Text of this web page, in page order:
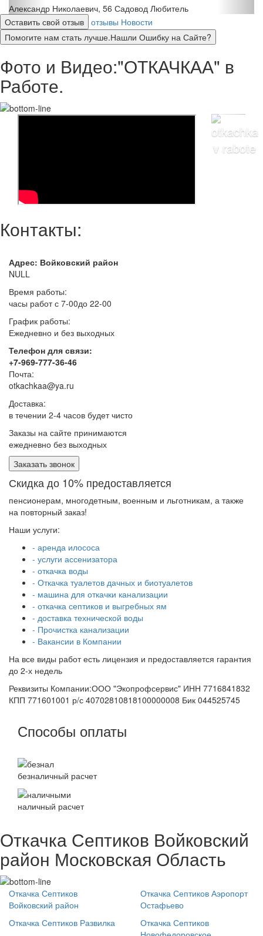
Александр Николаевич, 56 Садовод Любитель
Оставить свой отзыв отзывы Новости
Помогите нам стать лучше.Нашли Ошибку на Сайте?
Фото и Видео:"ОТКАЧКАА" в
Работе.
Контакты:
Адрес: Войковский район
NULL
Время работы:
часы работ с 7-00до 22-00
График работы:
Ежедневно и без выходных
Телефон для связи:
+7-969-777-36-46
Почта:
otkachkaa@ya.ru
Доставка:
в течении 2-4 часов будет чисто
Заказы на сайте принимаются
ежедневно без выходных
Заказать звонок
Скидка до 10% предоставляется
пенсионерам, многодетным, военным и льготникам, а также
на повторный заказ!
Наши услуги:
- аренда илососа
- услуги ассенизатора
- откачка воды
- Откачка туалетов дачных и биотуалетов
- машина для откачки канализации
- откачка септиков и выгребных ям
- доставка технической воды
- Прочистка канализации
- Вакансии в Компании
На все виды работ есть лицензия и предоставляется гарантия
до 2-х недель
Реквизиты Компании:ООО "Экопрофсервис" ИНН 7716841832
КПП 771601001 р/с 40702810818100000008 Бик 044525745
Способы оплаты
безналичный расчет
наличный расчет
Откачка Септиков Войковский
район Московская Область
Откачка Септиков
Войковский район
Откачка Септиков Аэропорт
Остафьево
Откачка Септиков Развилка
Откачка Септиков